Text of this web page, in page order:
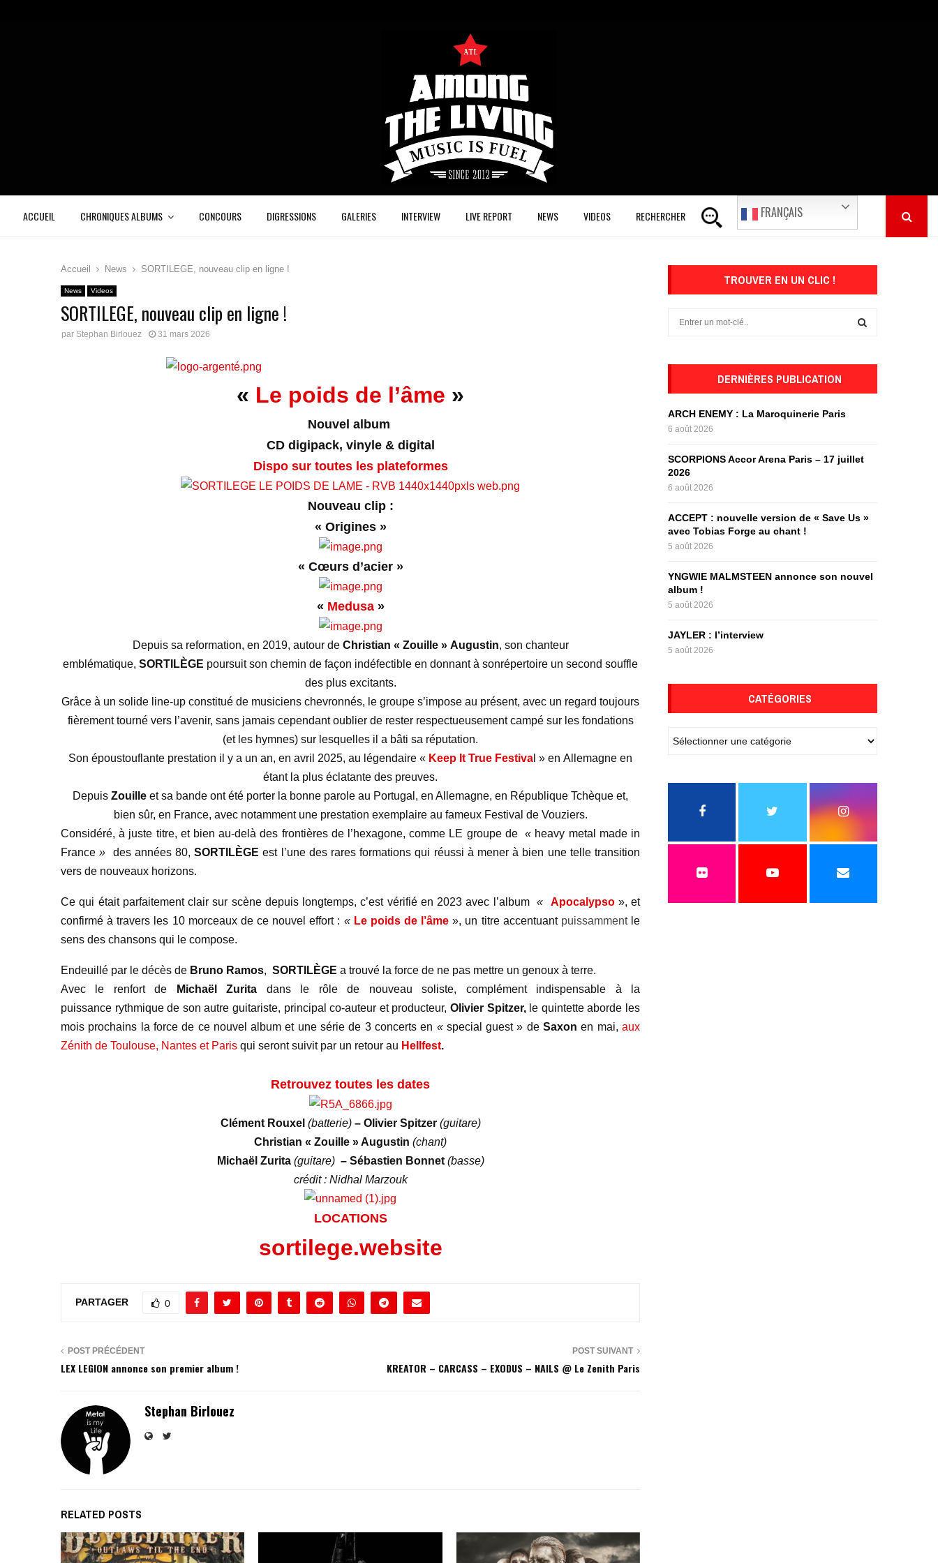
ACCUEIL CHRONIQUES ALBUMS CONCOURS DIGRESSIONS GALERIES INTERVIEW LIVE REPORT NEWS VIDEOS RECHERCHER FRANÇAIS
Accueil News SORTILEGE, nouveau clip en ligne !
News Videos
SORTILEGE, nouveau clip en ligne !
par Stephan Birlouez 31 mars 2026
« Le poids de l’âme »
Nouvel album
CD digipack, vinyle & digital
Dispo sur toutes les plateformes
Nouveau clip :
« Origines »
« Cœurs d’acier »
« Medusa»
Depuis sa reformation, en 2019, autour deChristian « Zouille » Augustin, son chanteur
emblématique, SORTILÈGE poursuit son chemin de façon indéfectible en donnant à sonrépertoire un second souffle
des plus excitants.
Grâce à un solide line-up constitué de musiciens chevronnés, le groupe s’impose au présent, avec un regard toujours
fièrement tourné vers l’avenir, sans jamais cependant oublier de rester respectueusement campé sur les fondations
(et les hymnes) sur lesquelles il a bâti sa réputation.
Son époustouflante prestation il y a un an, en avril 2025, au légendaire « Keep It True Festiva l » en Allemagne en
étant la plus éclatante des preuves.
Depuis Zouille et sa bande ont été porter la bonne parole au Portugal, en Allemagne, en République Tchèque et,
bien sûr, en France, avec notamment une prestation exemplaire au fameux Festival de Vouziers.
Considéré, à juste titre, et bien au-delà des frontières de l’hexagone, comme LE groupe de« heavy metal made in
France» des années 80,SORTILÈGEest l’une des rares formations qui réussi à mener à bien une telle transition
vers de nouveaux horizons.
Ce qui était parfaitement clair sur scène depuis longtemps, c’est vérifié en 2023 avec l’album « Apocalypso », et
confirmé à travers les 10 morceaux de ce nouvel effort : « Le poids de l’âme », un titre accentuant puissamment le
sens des chansons qui le compose.
Endeuillé par le décès de Bruno Ramos, SORTILÈGE a trouvé la force de ne pas mettre un genoux à terre.
Avec le renfort de
Michaël Zurita dans le rôle de nouveau soliste, complément indispensable à la
puissance rythmique de son autre guitariste, principal co-auteur et producteur, Olivier Spitzer, le quintette aborde les
mois prochains la force de ce nouvel album et une série de 3 concerts en « special guest » deSaxon en mai,aux
Zénith de Toulouse, Nantes et Paris qui seront suivit par un retour au Hellfest.
Retrouvez toutes les dates
Clément Rouxel (batterie) – Olivier Spitzer (guitare)
Christian « Zouille » Augustin (chant)
Michaël Zurita (guitare) – Sébastien Bonnet(basse)
crédit : Nidhal Marzouk
LOCATIONS
sortilege.website
PARTAGER 0
POST PRÉCÉDENT
LEX LEGION annonce son premier album !
POST SUIVANT
KREATOR – CARCASS – EXODUS – NAILS @ Le Zenith Paris
Stephan Birlouez
RELATED POSTS
TROUVER EN UN CLIC !
o
r
C
DERNIÈRES PUBLICATION
ARCH ENEMY : La Maroquinerie Paris
6 août 2026
SCORPIONS Accor Arena Paris – 17 juillet
2026
6 août 2026
ACCEPT : nouvelle version de « Save Us »
avec Tobias Forge au chant !
5 août 2026
YNGWIE MALMSTEEN annonce son nouvel
album !
5 août 2026
JAYLER : l’interview
5 août 2026
CATÉGORIES